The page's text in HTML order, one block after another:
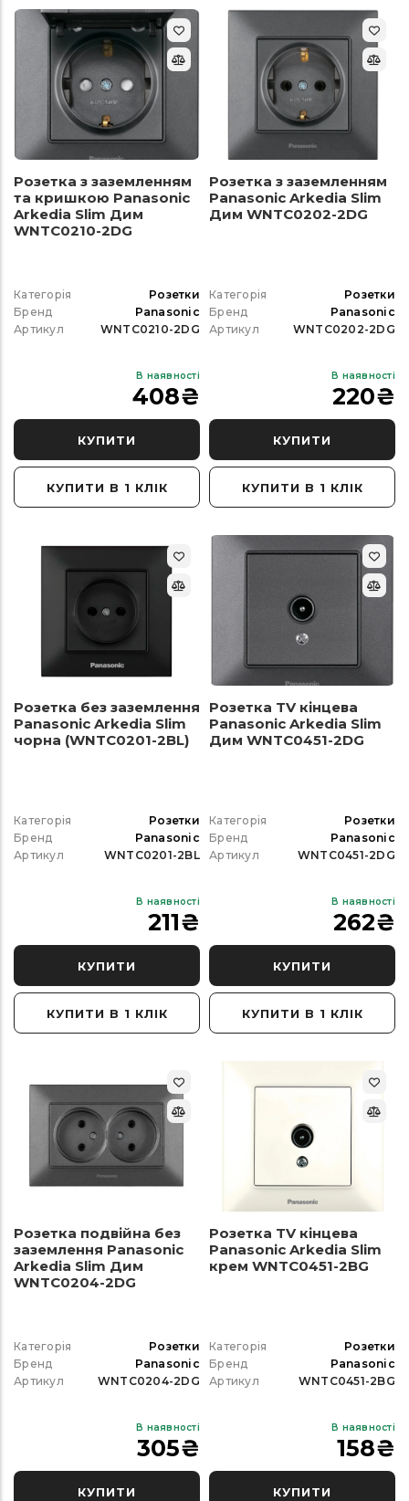
Розетка з заземленням
та кришкою Panasonic
Arkedia Slim Дим
WNTC0210-2DG
Категорія
Розетки
Бренд
Panasonic
Артикул
WNTC0210-2DG
В наявності
408₴
КУПИТИ
КУПИТИ В 1 КЛІК
Розетка з заземленням
Panasonic Arkedia Slim
Дим WNTC0202-2DG
Категорія
Розетки
Бренд
Panasonic
Артикул
WNTC0202-2DG
В наявності
220₴
КУПИТИ
КУПИТИ В 1 КЛІК
Розетка без заземлення
Panasonic Arkedia Slim
чорна (WNTC0201-2BL)
Категорія
Розетки
Бренд
Panasonic
Артикул
WNTC0201-2BL
В наявності
211₴
КУПИТИ
КУПИТИ В 1 КЛІК
Розетка TV кінцева
Panasonic Arkedia Slim
Дим WNTC0451-2DG
Категорія
Розетки
Бренд
Panasonic
Артикул
WNTC0451-2DG
В наявності
262₴
КУПИТИ
КУПИТИ В 1 КЛІК
Розетка подвійна без
заземлення Panasonic
Arkedia Slim Дим
WNTC0204-2DG
Категорія
Розетки
Бренд
Panasonic
Артикул
WNTC0204-2DG
В наявності
305₴
КУПИТИ
Розетка TV кінцева
Panasonic Arkedia Slim
крем WNTC0451-2BG
Категорія
Розетки
Бренд
Panasonic
Артикул
WNTC0451-2BG
В наявності
158₴
КУПИТИ